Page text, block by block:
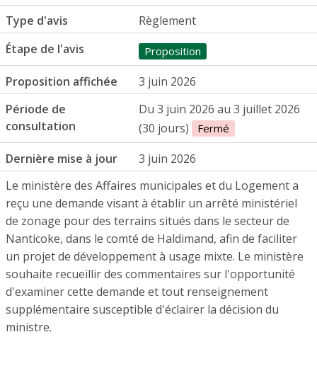
Type d'avis
Règlement
Étape de l'avis
Proposition
Proposition affichée
3 juin 2026
Période de
consultation
Du 3 juin 2026 au 3 juillet 2026
(30 jours)
Fermé
Dernière mise à jour
3 juin 2026
Le ministère des Affaires municipales et du Logement a
reçu une demande visant à établir un arrêté ministériel
de zonage pour des terrains situés dans le secteur de
Nanticoke, dans le comté de Haldimand, afin de faciliter
un projet de développement à usage mixte. Le ministère
souhaite recueillir des commentaires sur l'opportunité
d'examiner cette demande et tout renseignement
supplémentaire susceptible d'éclairer la décision du
ministre.